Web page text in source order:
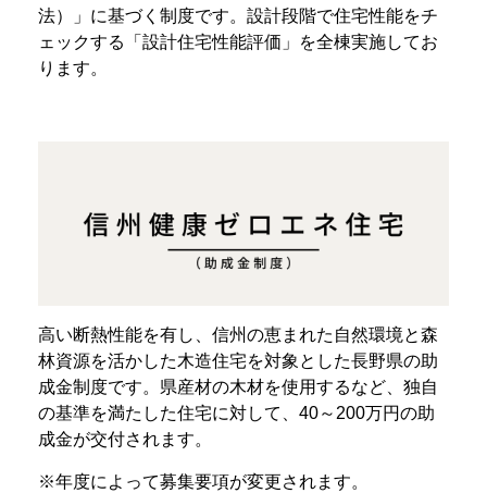
法）」に基づく制度です。設計段階で住宅性能をチ
ェックする「設計住宅性能評価」を全棟実施してお
ります。
高い断熱性能を有し、信州の恵まれた自然環境と森
林資源を活かした木造住宅を対象とした長野県の助
成金制度です。県産材の木材を使用するなど、独自
の基準を満たした住宅に対して、40～200万円の助
成金が交付されます。
※年度によって募集要項が変更されます。